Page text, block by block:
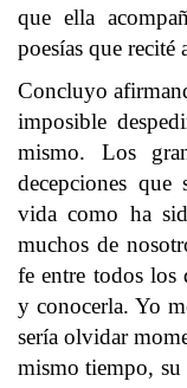
que ella
poesías que recité
Concluyo
imposible
mismo. Los
decepciones
vida como ha
muchos de
fe entre todos
y conocerla. Yo
sería olvidar
mismo tiempo, su